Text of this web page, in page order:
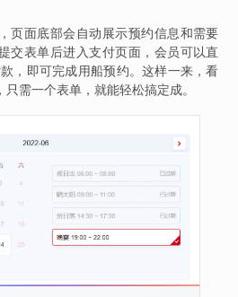
页面底部会自动展示预约信息和需要
交表单后进入支付页面，会员可以直
，即可完成用船预约。这样一来，看
需一个表单，就能轻松搞定成。